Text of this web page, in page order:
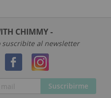
CHIMMY -
suscribite al newsletter
Suscribirme